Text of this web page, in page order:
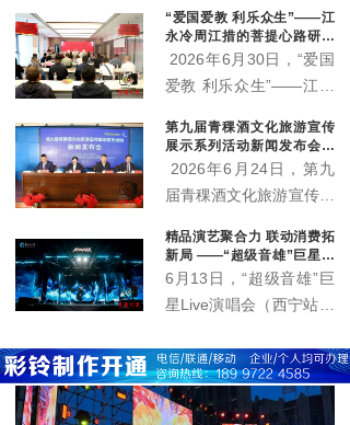
“爱国爱教 利乐众生”——江
永冷周江措的菩提心路研讨
会在西宁举行 两部新作正式
2026年6月30日，“爱国
爱教 利乐众生”——江永
会在青海西宁顺利举办。
活动现场正式宣布，由江
永冷周江措躬身实践总结
路》《菩提心语·渡心
筏》两部著作正式出版发
行，为新时代藏传佛教中
提供鲜活范本。
第九届青稞酒文化旅游宣传
展示系列活动新闻发布会召
开 “土族风情美·青稞美酒
2026年6月24日，第九
届青稞酒文化旅游宣传展
互助县天佑德大酒店隆重
召开。本届活动以"土族
风情美·青稞美酒香"为主
精品演艺聚合力 联动消费拓
新局 ——“超级音雄”巨星演
唱会带动文旅市场持续升温
6月13日，“超级音雄”巨
星Live演唱会（西宁站）
办。演唱会立足丰富群众
精神文化生活、推动文旅
深度融合、激发城市消费